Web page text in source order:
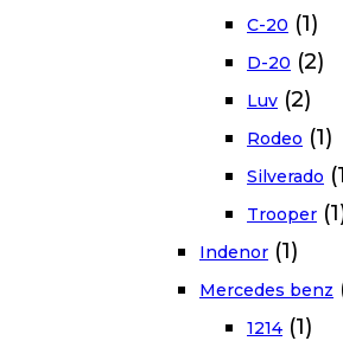
C-20 (1)
D-20 (2)
Luv (2)
Rodeo (1)
Silverado
Trooper
Indenor (1)
Mercedes benz
1214 (1)